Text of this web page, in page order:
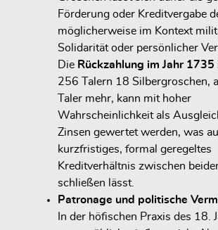
Förderung oder Kreditvergabe
möglicherweise im Kontext
Solidarität oder persönlicher
Die Rückzahlung im Jahr 1735
256 Talern 18 Silbergroschen,
Taler mehr, kann mit hoher
Wahrscheinlichkeit als
Zinsen gewertet werden, was
kurzfristiges, formal geregeltes
Kreditverhältnis zwischen
schließen lässt.
Patronage und politische
In der höfischen Praxis des 18.